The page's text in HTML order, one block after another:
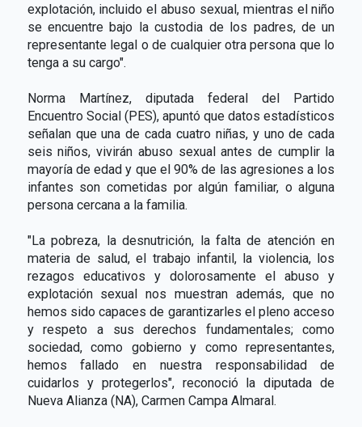
explotación, incluido el abuso sexual, mientras el niño
se encuentre bajo la custodia de los padres, de un
representante legal o de cualquier otra persona que lo
tenga a su cargo".
Norma Martínez, diputada federal del Partido
Encuentro Social (PES), apuntó que datos estadísticos
señalan que una de cada cuatro niñas, y uno de cada
seis niños, vivirán abuso sexual antes de cumplir la
mayoría de edad y que el 90% de las agresiones a los
infantes son cometidas por algún familiar, o alguna
persona cercana a la familia.
"La pobreza, la desnutrición, la falta de atención en
materia de salud, el trabajo infantil, la violencia, los
rezagos educativos y dolorosamente el abuso y
explotación sexual nos muestran además, que no
hemos sido capaces de garantizarles el pleno acceso
y respeto a sus derechos fundamentales; como
sociedad, como gobierno y como representantes,
hemos fallado en nuestra responsabilidad de
cuidarlos y protegerlos", reconoció la diputada de
Nueva Alianza (NA), Carmen Campa Almaral.